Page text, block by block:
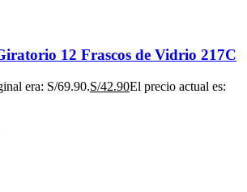
12 Frascos de Vidrio 217C
era: S/69.90.S/42.90El precio actual es: